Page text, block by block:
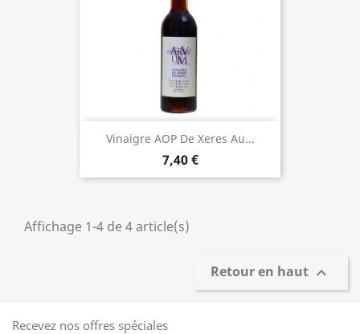
Vinaigre AOP De Xeres Au...
7,40 €
Affichage 1-4 de 4 article(s)
Retour en haut 
Recevez nos offres spéciales